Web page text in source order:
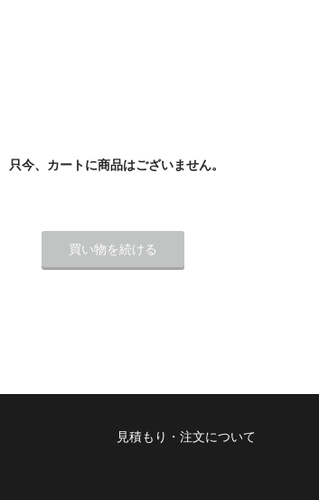
只今、カートに商品はございません。
見積もり・注文について